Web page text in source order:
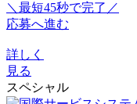
＼最短45秒で完了／
応募へ進む
詳しく
見る
スペシャル